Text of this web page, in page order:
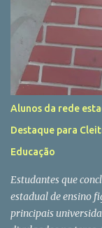
Alunos da rede
Destaque para
Educação
Estudantes que
estadual de ensino
principais